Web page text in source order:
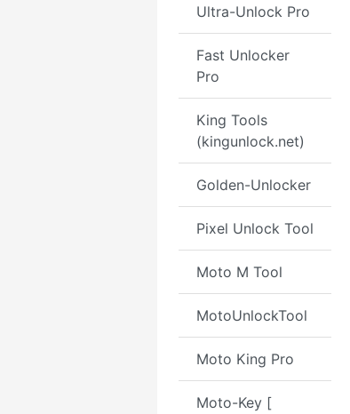
Ultra-Unlock Pro
Fast Unlocker
Pro
King Tools
(kingunlock.net)
Golden-Unlocker
Pixel Unlock Tool
Moto M Tool
MotoUnlockTool
Moto King Pro
Moto-Key [